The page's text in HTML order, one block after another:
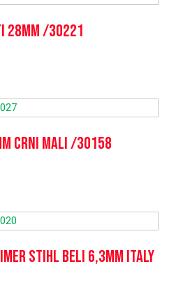
/30221
crni mali /30158
Stihl beli 6,3mm ITALY